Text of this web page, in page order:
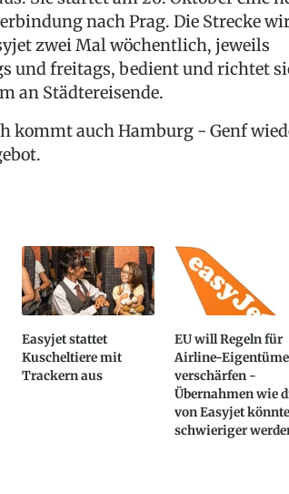
nach Prag. Die Strecke
zwei Mal wöchentlich, jeweils
und freitags, bedient und richtet
an Städtereisende.
kommt auch Hamburg - Genf
Easyjet stattet
Kuscheltiere mit
Trackern aus
EU will Regeln für
Airline-
verschärfen -
Übernahmen wie
von Easyjet
schwieriger